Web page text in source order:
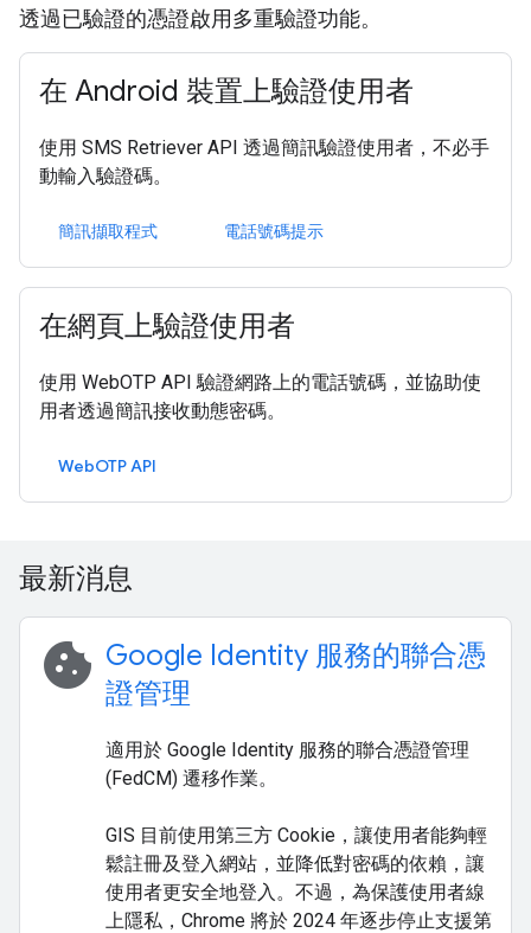
透過已驗證的憑證啟用多重驗證功能。
在 Android 裝置上驗證使用者
使用 SMS Retriever API 透過簡訊驗證使用者，不必手
動輸入驗證碼。
簡訊擷取程式 電話號碼提示
在網頁上驗證使用者
使用 WebOTP API 驗證網路上的電話號碼，並協助使
用者透過簡訊接收動態密碼。
WebOTP API
最新消息
cookie Google Identity 服務的聯合憑
證管理
適用於 Google Identity 服務的聯合憑證管理
(FedCM) 遷移作業。
GIS 目前使用第三方 Cookie，讓使用者能夠輕
鬆註冊及登入網站，並降低對密碼的依賴，讓
使用者更安全地登入。不過，為保護使用者線
上隱私，Chrome 將於 2024 年逐步停止支援第